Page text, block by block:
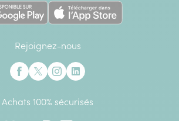
Rejoignez-nous
Achats 100% sécurisés